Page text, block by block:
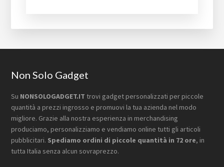
Footer
Non Solo Gadget
Su NONSOLOGADGET.IT trovi gadget personalizzati per piccole
quantità a prezzi ingrosso e promuovi la tua azienda nel modo
migliore. Grazie alla nostra esperienza in merchandising
produciamo, personalizziamo e vendiamo online tutti gli articoli
pubblicitari. Spediamo ordini di piccole quantità in 72 ore, in
tutta Italia senza alcun sovraprezzo.